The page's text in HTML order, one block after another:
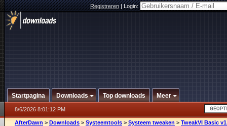
Registreren|Login:
Startpagina Downloads Top downloads Meer
8/6/2026 8:01:12 PM
AfterDawn > Downloads > Systeemtools > Systeem tweaken > TweakVI Basic